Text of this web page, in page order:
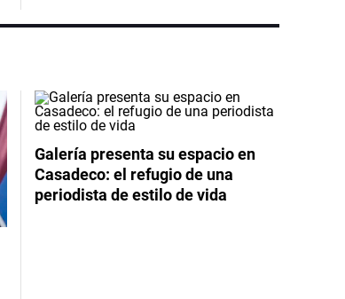
Galería presenta su espacio en
Casadeco: el refugio de una
periodista de estilo de vida